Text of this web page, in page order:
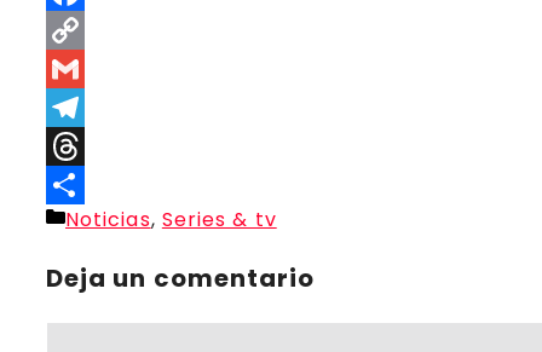
Facebook
Copy
Link
Gmail
Telegram
Threads
Compartir
Categorías
Noticias, Series & tv
Deja un comentario